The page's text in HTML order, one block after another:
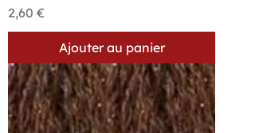
Prix
2,60 €
Ajouter au panier